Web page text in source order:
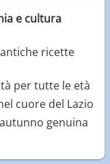
e cultura
ricette
per tutte le età
cuore del Lazio
genuina